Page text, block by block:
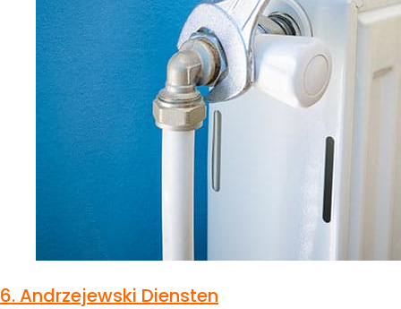
6.Andrzejewski Diensten